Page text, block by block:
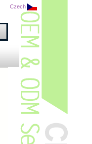
Czech